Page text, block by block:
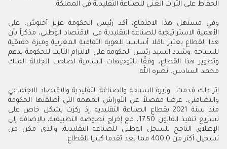
الحفاظ على التراث الغني للصناعة التقليدية في المملكة.
وفي مستهل هذا الاجتماع، أكد رئيس الحكومة عزيز أخنوش، على
الأهمية الاستراتيجية للصناعة التقليدية في الاقتصاد الوطني، مذكراً بأن
هذا القطاع يعتبر ناقلا أساسيا للهوية الثقافية المغربية وميزة حقيقية
للسياحة.وشدد السيد رئيس الحكومة على الالتزام الثابت للحكومة بدعم
وتطوير هذا القطاع، وفقًا للتوجيهات السامية لصاحب الجلالة الملك
محمد السادس، نصره الله.
إثر ذلك قدمت وزيرة السياحة والصناعة التقليدية والاقتصاد الاجتماعي
والتضامني، عرضا مفصلاً عن الأوراش المهمة التي أطلقتها الحكومة
منذ سنة 2021 بقطاع الصناعة التقليدية
.إذ ركزت بشكل خاص على
تسريع تنفيذ القانون 50
.
17، مع إخراج نصوصه التطبيقية، بالإضافة إلى
الإطلاق الناجح للسجل الوطني للصناعة التقليدية، والذي مكن من
تسجيل أكثر من 400.0 مما يعد تقدما كبيرا للقطاع
.